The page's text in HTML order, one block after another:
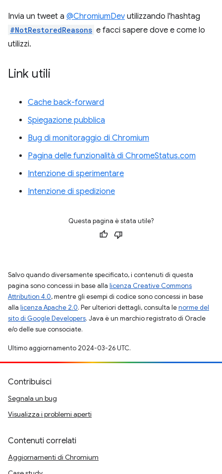
Invia un tweet a @ChromiumDev utilizzando l'hashtag
#NotRestoredReasons e facci sapere dove e come lo
utilizzi.
Link utili
Cache back-forward
Spiegazione pubblica
Bug di monitoraggio di Chromium
Pagina delle funzionalità di ChromeStatus.com
Intenzione di sperimentare
Intenzione di spedizione
Questa pagina è stata utile?
Salvo quando diversamente specificato, i contenuti di questa
pagina sono concessi in base alla licenza Creative Commons
Attribution 4.0, mentre gli esempi di codice sono concessi in base
alla licenza Apache 2.0. Per ulteriori dettagli, consulta lenorme del
sito di Google Developers. Java è un marchio registrato di Oracle
e/o delle sue consociate.
Ultimo aggiornamento 2024-03-26 UTC.
Contribuisci
Segnala un bug
Visualizza i problemi aperti
Contenuti correlati
Aggiornamenti di Chromium